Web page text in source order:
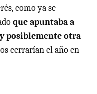
como ya se
que apuntaba a
posiblemente otra
cerrarían el año en